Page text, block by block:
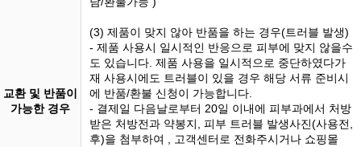
교환 및 반품이
가능한 경우
(3) 제품이 맞지 않아 반품을 하는 경우(트러블 발생)
- 제품 사용시 일시적인 반응으로 피부에 맞지 않을수
도 있습니다. 제품 사용을 일시적으로 중단하였다가
재 사용시에도 트러블이 있을 경우 해당 서류 준비시
에 반품/환불 신청이 가능합니다.
- 결제일 다음날로부터 20일 이내에 피부과에서 처방
받은 처방전과 약봉지, 피부 트러블 발생사진(사용전,
후)을 첨부하여 , 고객센터로 전화주시거나 쇼핑몰